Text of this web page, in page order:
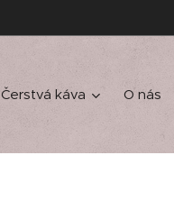
Čerstvá káva O nás